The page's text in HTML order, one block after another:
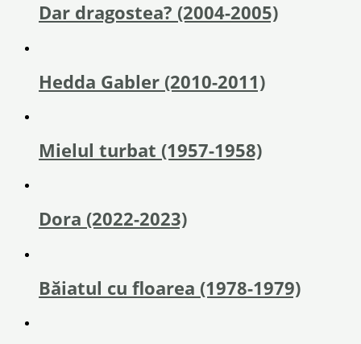
Dar dragostea? (2004-2005)
Hedda Gabler (2010-2011)
Mielul turbat (1957-1958)
Dora (2022-2023)
Băiatul cu floarea (1978-1979)